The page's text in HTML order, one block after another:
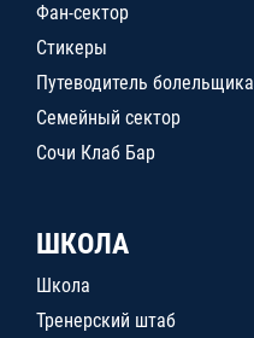
Фан-сектор
Стикеры
Путеводитель болельщика
Семейный сектор
Сочи Клаб Бар
ШКОЛА
Школа
Тренерский штаб